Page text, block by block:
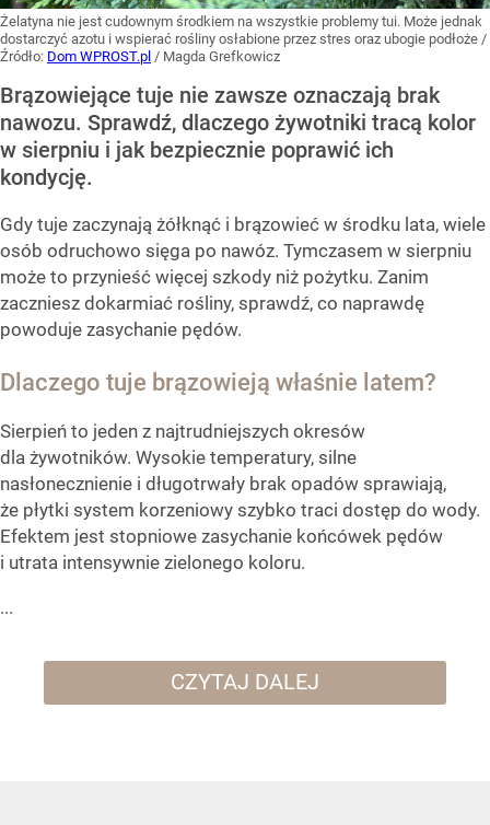
Żelatyna nie jest cudownym środkiem na wszystkie problemy tui. Może jednak
dostarczyć azotu i wspierać rośliny osłabione przez stres oraz ubogie podłoże /
Źródło: Dom WPROST.pl / Magda Grefkowicz
Brązowiejące tuje nie zawsze oznaczają brak
nawozu. Sprawdź, dlaczego żywotniki tracą kolor
w sierpniu i jak bezpiecznie poprawić ich
kondycję.
Gdy tuje zaczynają żółknąć i brązowieć w środku lata, wiele
osób odruchowo sięga po nawóz. Tymczasem w sierpniu
może to przynieść więcej szkody niż pożytku. Zanim
zaczniesz dokarmiać rośliny, sprawdź, co naprawdę
powoduje zasychanie pędów.
Dlaczego tuje brązowieją właśnie latem?
Sierpień to jeden z najtrudniejszych okresów
dla żywotników. Wysokie temperatury, silne
nasłonecznienie i długotrwały brak opadów sprawiają,
że płytki system korzeniowy szybko traci dostęp do wody.
Efektem jest stopniowe zasychanie końcówek pędów
i utrata intensywnie zielonego koloru.
...
CZYTAJ DALEJ